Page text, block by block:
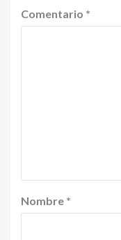
Comentario *
Nombre *